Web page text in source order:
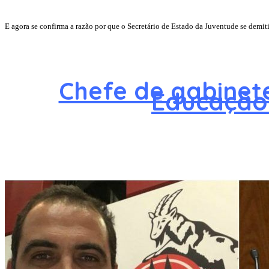
E agora se confirma a razão por que o Secretário de Estado da Juventude se
Chefe de